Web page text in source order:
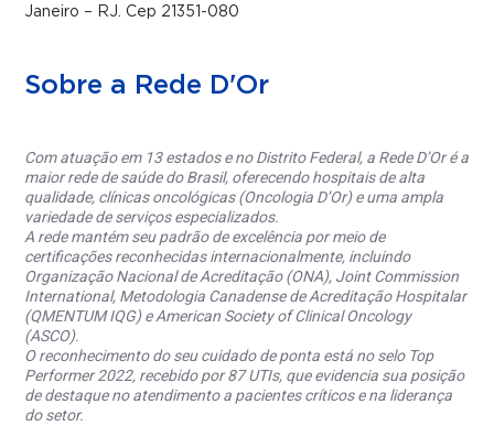
Janeiro – RJ. Cep 21351-080
Sobre a Rede D'Or
Com atuação em 13 estados e no Distrito Federal, a Rede D’Or é a
maior rede de saúde do Brasil, oferecendo hospitais de alta
qualidade, clínicas oncológicas (Oncologia D’Or) e uma ampla
variedade de serviços especializados.
A rede mantém seu padrão de excelência por meio de
certificações reconhecidas internacionalmente, incluindo
Organização Nacional de Acreditação (ONA), Joint Commission
International, Metodologia Canadense de Acreditação Hospitalar
(QMENTUM IQG) e American Society of Clinical Oncology
(ASCO).
O reconhecimento do seu cuidado de ponta está no selo Top
Performer 2022, recebido por 87 UTIs, que evidencia sua posição
de destaque no atendimento a pacientes críticos e na liderança
do setor.